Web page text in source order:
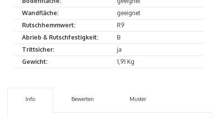
Wandfläche:
geeignet
Rutschhemmwert:
R9
Abrieb & Rutschfestigkeit:
B
Trittsicher:
ja
Gewicht:
1,91 Kg
Info Bewerten Muster